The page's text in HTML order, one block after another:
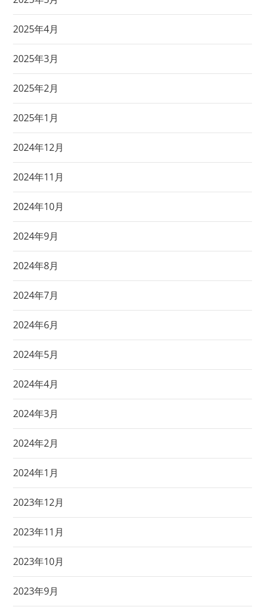
2025年4月
2025年3月
2025年2月
2025年1月
2024年12月
2024年11月
2024年10月
2024年9月
2024年8月
2024年7月
2024年6月
2024年5月
2024年4月
2024年3月
2024年2月
2024年1月
2023年12月
2023年11月
2023年10月
2023年9月